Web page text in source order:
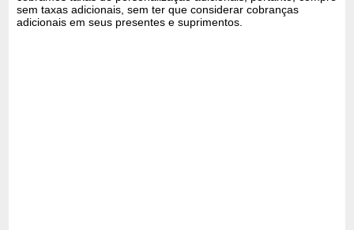
sem taxas adicionais, sem ter que considerar cobranças
adicionais em seus presentes e suprimentos.